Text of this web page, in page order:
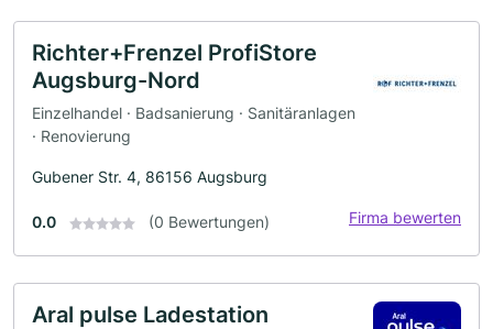
Richter+Frenzel ProfiStore
Augsburg-Nord
Einzelhandel · Badsanierung · Sanitäranlagen
· Renovierung
Gubener Str. 4, 86156 Augsburg
0.0 (0 Bewertungen) Firma bewerten
Aral pulse Ladestation